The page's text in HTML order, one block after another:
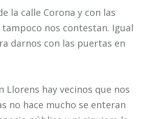
la calle Corona y con las
nos contestan. Igual
darnos con las puertas en
Llorens hay vecinos que nos
no hace mucho se enteran